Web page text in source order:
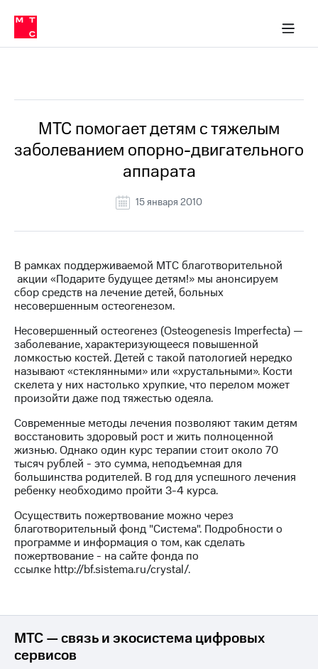
Медиа-центр
и акционерам
Устойчивое развитие
Комплаенс и деловая этика
компании
Карьера
История
компании
Руководство
информация
Контакты
Медиа-центр
Пресс-
релизы
МТС
о технологиях
Достижения
Финансовая
отчетность
Контакты
в
регионе
и акционерам
Корпоративное
Корпоративный
Раскрытие
информации
в МТС
Пресс-
релизы
о технологиях
МТС помогает детям с тяжелым
заболеванием опорно-двигательного
аппарата
15 января 2010
В рамках поддерживаемой МТС благотворительной
акции «Подарите будущее детям!» мы анонсируем
сбор средств на лечение детей, больных
несовершенным остеогенезом.
Несовершенный остеогенез (Osteogenesis Imperfecta) —
заболевание, характеризующееся повышенной
ломкостью костей. Детей с такой патологией нередко
называют «стеклянными» или «хрустальными». Кости
скелета у них настолько хрупкие, что перелом может
произойти даже под тяжестью одеяла.
Современные методы лечения позволяют таким детям
восстановить здоровый рост и жить полноценной
жизнью. Однако один курс терапии стоит около 70
тысяч рублей - это сумма, неподъемная для
большинства родителей. В год для успешного лечения
ребенку необходимо пройти 3-4 курса.
Осуществить пожертвование можно через
благотворительный фонд "Система". Подробности о
программе и информация о том, как сделать
пожертвование - на сайте фонда по
ссылке http://bf.sistema.ru/crystal/.
МТС — связь и экосистема цифровых
сервисов